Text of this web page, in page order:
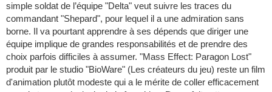
simple soldat de l’équipe "Delta" veut suivre les traces du
commandant "Shepard", pour lequel il a une admiration sans
borne. Il va pourtant apprendre à ses dépends que diriger une
équipe implique de grandes responsabilités et de prendre des
choix parfois difficiles à assumer. "Mass Effect: Paragon Lost"
produit par le studio "BioWare" (Les créateurs du jeu) reste un film
d'animation plutôt modeste qui a le mérite de coller efficacement